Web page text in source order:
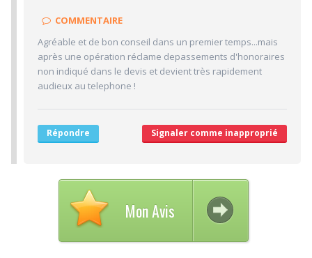
4/10 Clarté des informations médicales délivrées
7/10 Ponctualité/Temps en salle d'attente/Retard
CABINET/LOCAUX6.3/10
9/10 Agréabilité des locaux
COMMENTAIRE
Agréable et de bon conseil dans un premier temps...mais
après une opération réclame depassements d'honoraires
non indiqué dans le devis et devient très rapidement
audieux au telephone !
Répondre Signaler comme inapproprié
Mon Avis